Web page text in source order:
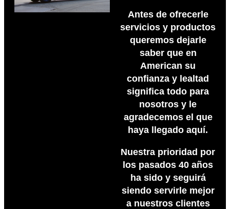
Antes de ofrecerle
servicios y productos
queremos dejarle
saber que en
American su
confianza y lealtad
significa todo para
nosotros y le
agradecemos el que
haya llegado aquí.
Nuestra prioridad por
los pasados 40 años
ha sido y seguirá
siendo servirle mejor
a nuestros clientes